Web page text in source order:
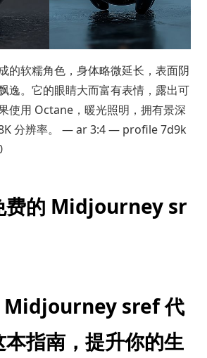
的软糯角色，身体略微延长，表面阴
逸。它的眼睛大而富有表情，露出可
使用 Octane，暖光照明，拥有景深
分辨率。 — ar 3:4 — profile 7d9k
费的 Midjourney sr
Midjourney sref 代
指南，提升你的生